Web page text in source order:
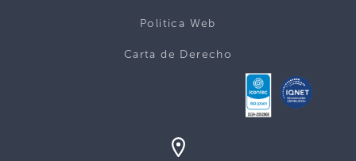
Politica Web
Carta de Derecho